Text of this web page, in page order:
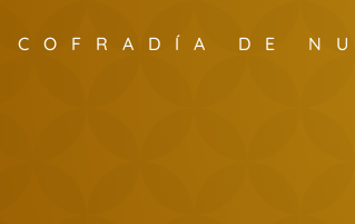
COFRADÍA DE